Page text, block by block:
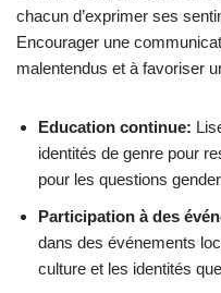
chacun d’exprimer ses
Encourager une
malentendus et à favoriser
Education continue:
identités de genre pour
pour les questions
Participation à des
dans des événements
culture et les identités